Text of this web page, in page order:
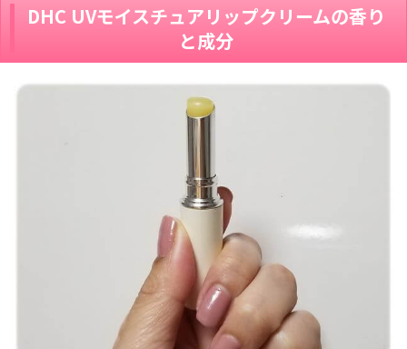
DHC UVモイスチュアリップクリームの香り
と成分